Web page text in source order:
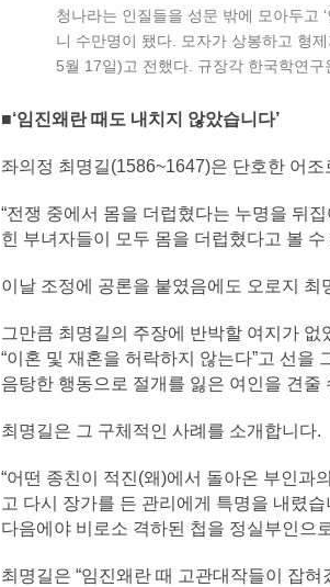
청나라는 인질들을 성문 밖에 모아두고
니 수만명이 됐다. 모자가 상봉하고 형
5월 17일)고 전했다. 규장각 한국학연구
■‘임진왜란 때도 내치지 않았습니다’
좌의정 최명길(1586~1647)은 단호한 어조
“전쟁 중에서 몸을 더럽혔다는 누명을 뒤
힌 부녀자들이 모두 몸을 더럽혔다고 볼 수
이날 조정에 공론을 붙였음에도 오로지
그만큼 최명길의 주장에 반박할 여지가
“이혼 및 재혼을 허락하지 않는다”고 선을
음탕한 행동으로 절개를 잃은 여인을 견줄
최명길은 그 구체적인 사례를 소개합니다.
“어떤 종친이 적진(왜)에서 돌아온 부인과
고 다시 장가를 든 관리에게 특명을 내렸
다음에야 비로소 격하된 첩을 정실부인으
최명길은 “임진왜란 때 고관대작들이 잡